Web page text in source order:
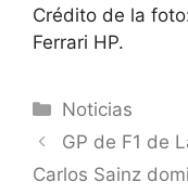
Crédito de la
Ferrari HP.
Categorías
Noticias
GP de F1 de
Carlos Sainz